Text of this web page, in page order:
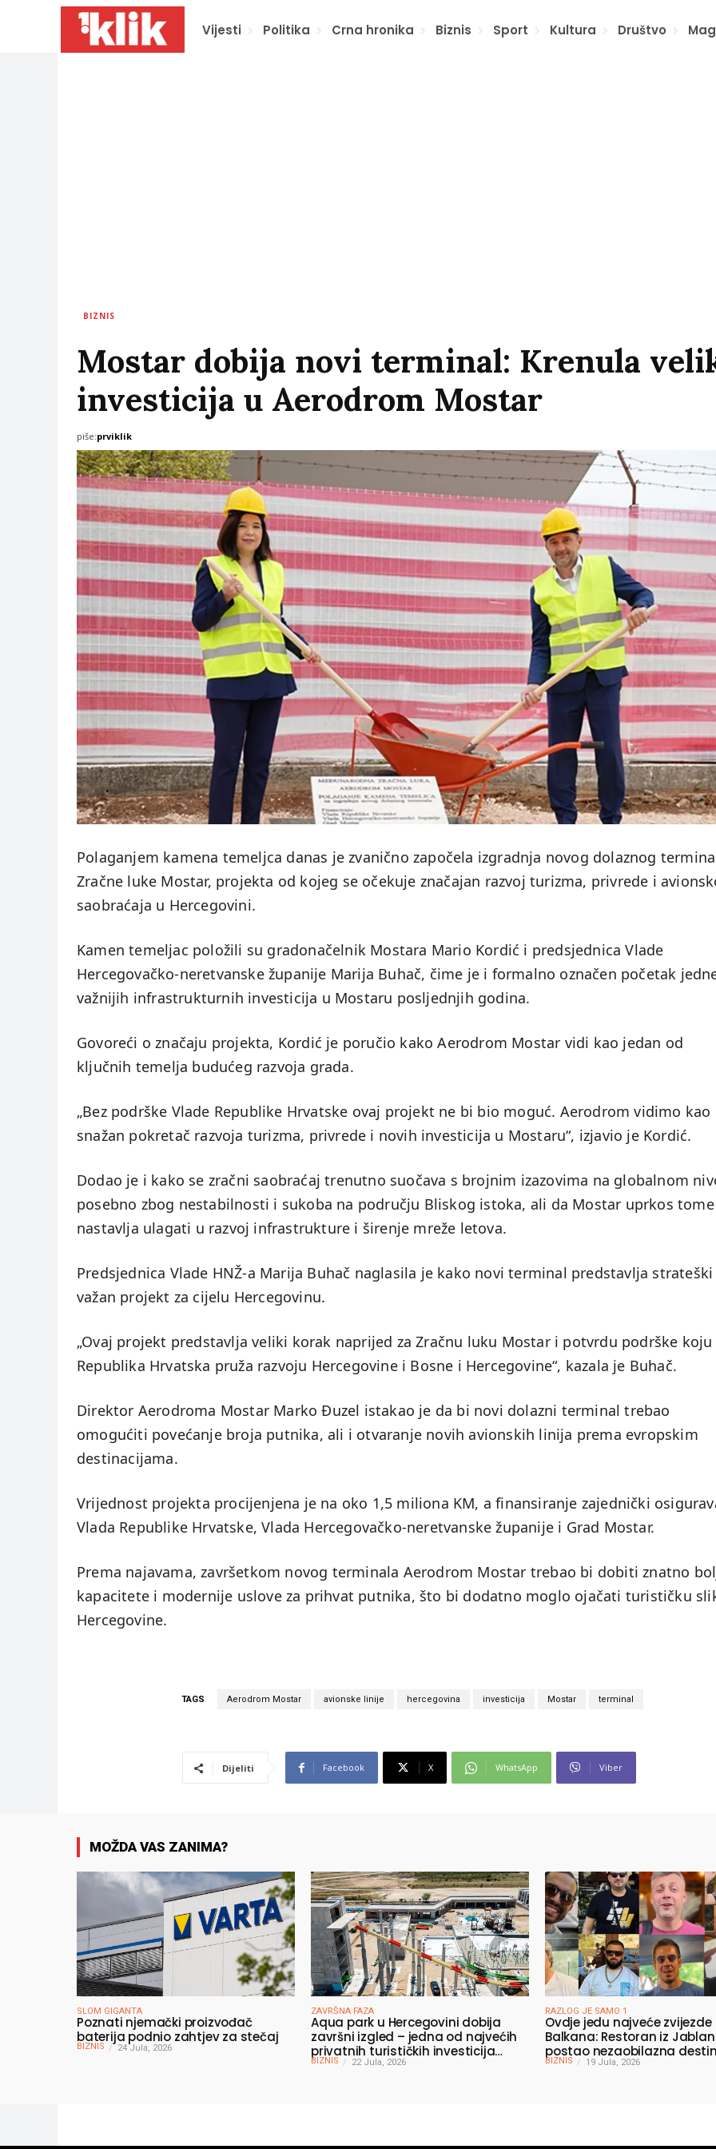
Vijesti Politika Crna hronika Biznis Sport Kultura Društvo
BIZNIS
Mostar dobija novi terminal: Krenula
investicija u Aerodrom Mostar
piše:prviklik
Polaganjem kamena temeljca danas je zvanično započela izgradnja novog dolaznog
Zračne luke Mostar, projekta od kojeg se očekuje značajan razvoj turizma, privrede i
saobraćaja u Hercegovini.
Kamen temeljac položili su gradonačelnik Mostara Mario Kordić i predsjednica Vlade
Hercegovačko-neretvanske županije Marija Buhač, čime je i formalno označen početak
važnijih infrastrukturnih investicija u Mostaru posljednjih godina.
Govoreći o značaju projekta, Kordić je poručio kako Aerodrom Mostar vidi kao jedan od
ključnih temelja budućeg razvoja grada.
„Bez podrške Vlade Republike Hrvatske ovaj projekt ne bi bio moguć. Aerodrom vidimo kao
snažan pokretač razvoja turizma, privrede i novih investicija u Mostaru“, izjavio je Kordić.
Dodao je i kako se zračni saobraćaj trenutno suočava s brojnim izazovima na globalnom
posebno zbog nestabilnosti i sukoba na području Bliskog istoka, ali da Mostar uprkos tome
nastavlja ulagati u razvoj infrastrukture i širenje mreže letova.
Predsjednica Vlade HNŽ-a Marija Buhač naglasila je kako novi terminal predstavlja strateški
važan projekt za cijelu Hercegovinu.
„Ovaj projekt predstavlja veliki korak naprijed za Zračnu luku Mostar i potvrdu podrške koju
Republika Hrvatska pruža razvoju Hercegovine i Bosne i Hercegovine“, kazala je Buhač.
Direktor Aerodroma Mostar Marko Đuzel istakao je da bi novi dolazni terminal trebao
omogućiti povećanje broja putnika, ali i otvaranje novih avionskih linija prema evropskim
destinacijama.
Vrijednost projekta procijenjena je na oko 1,5 miliona KM, a finansiranje zajednički
Vlada Republike Hrvatske, Vlada Hercegovačko-neretvanske županije i Grad Mostar.
Prema najavama, završetkom novog terminala Aerodrom Mostar trebao bi dobiti znatno
kapacitete i modernije uslove za prihvat putnika, što bi dodatno moglo ojačati turističku
Hercegovine.
TAGS Aerodrom Mostar avionske linije hercegovina investicija Mostar terminal
Dijeliti Facebook X WhatsApp Viber
MOŽDA VAS ZANIMA?
SLOM GIGANTA
Poznati njemački proizvođač
baterija podnio zahtjev za stečaj
BIZNIS 24 Jula, 2026
ZAVRŠNA FAZA
Aqua park u Hercegovini dobija
završni izgled – jedna od najvećih
privatnih turističkih investicija
vrijedna oko 50 miliona KM
BIZNIS 22 Jula, 2026
RAZLOG JE SAMO 1
Ovdje jedu najveće zvijezde
Balkana: Restoran iz
postao nezaobilazna
poznatih, a svi dolaze
BIZNIS 19 Jula, 2026